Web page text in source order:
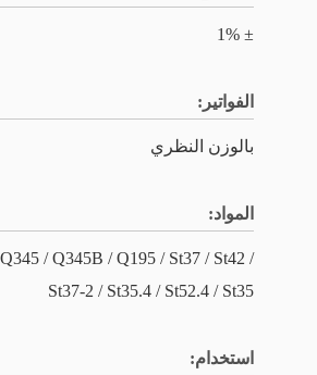
± 1%
الفواتير:
بالوزن النظري
المواد:
/ Q345B / Q195 / St37 / St42 /
St37-2 / St35.4 / St52.4 / St35
استخدام: